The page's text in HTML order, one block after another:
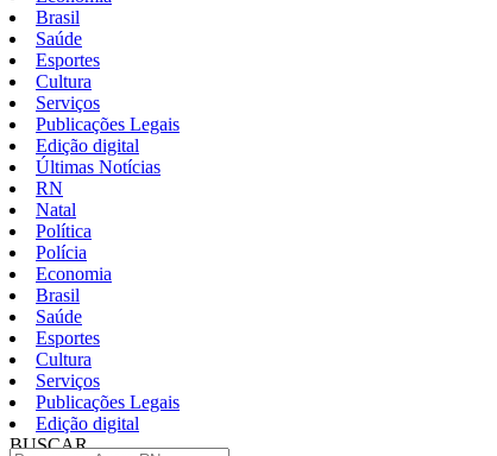
Brasil
Saúde
Esportes
Cultura
Serviços
Publicações Legais
Edição digital
Últimas Notícias
RN
Natal
Política
Polícia
Economia
Brasil
Saúde
Esportes
Cultura
Serviços
Publicações Legais
Edição digital
BUSCAR